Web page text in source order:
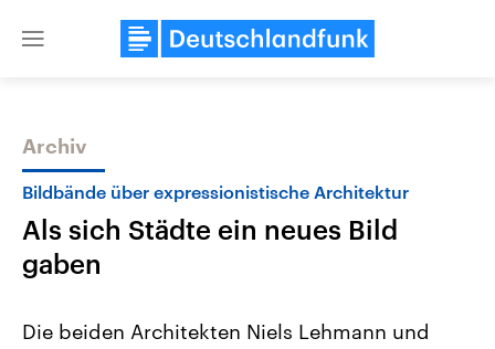
Close
Themen
Archiv
Bildbände über expressionistische Architektur
Als sich Städte ein neues Bild
gaben
Die beiden Architekten Niels Lehmann und